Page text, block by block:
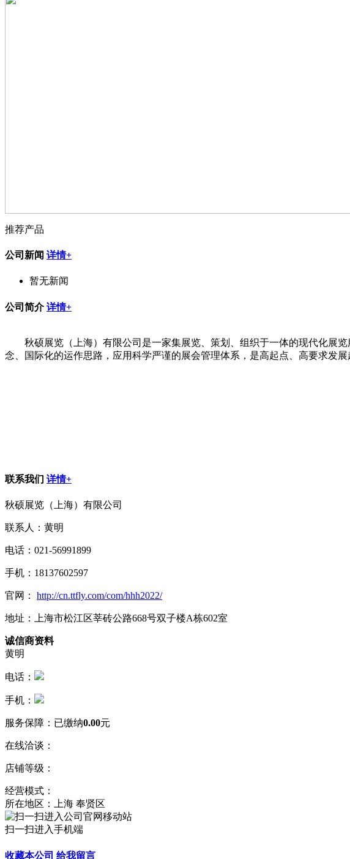
推荐产品
公司新闻 详情+
暂无新闻
公司简介详情+
秋硕展览（上海）有限公司是一家集展览、策划、组织于一体的现代化展
念、国际化的运作思路，应用科学严谨的展会管理体系，是高起点、高要求发
联系我们 详情+
秋硕展览（上海）有限公司
联系人：黄明
电话：021-56991899
手机：18137602597
官网： http://cn.ttfly.com/com/hhh2022/
地址：上海市松江区莘砖公路668号双子楼A栋602室
诚信商资料
黄明
电话：
手机：
服务保障： 已缴纳0.00元
在线洽谈：
店铺等级：
经营模式：
所在地区：上海 奉贤区
扫一扫进入手机端
收藏本公司 给我留言